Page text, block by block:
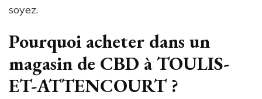
soyez.
Pourquoi acheter dans un
magasin de CBD à TOULIS-
ET-ATTENCOURT ?